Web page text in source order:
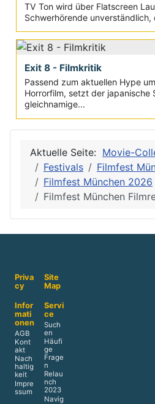
TV Ton wird über Flatscreen
Schwerhörende
Exit 8 - Filmkritik
Passend zum aktuellen Hype
Horrorfilm, setzt der japanische
gleichnamige...
Aktuelle Seite: Movie-
Festivals
Filmfest
Filmfest München 2026
Filmfest München
Priva
cy
Site
Map
Infor
mati
onen
AGB
Kont
akt
Nach
haltig
keit
Impre
ssum
Servi
ce
Such
en
Häufi
ge
Frage
n
Relau
nch
2023
Navig